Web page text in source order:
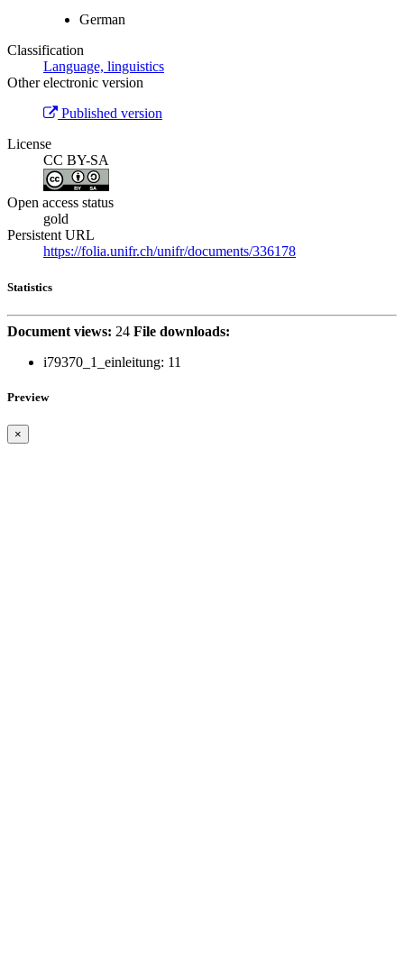
German
Classification
Language, linguistics
Other electronic version
Published version
License
CC BY-SA
Open access status
gold
Persistent URL
https://folia.unifr.ch/unifr/documents/336178
Statistics
Document views: 24 File downloads:
i79370_1_einleitung: 11
Preview
×